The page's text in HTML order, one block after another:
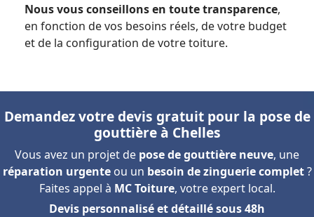
Nous vous conseillons en toute transparence,
en fonction de vos besoins réels, de votre budget
et de la configuration de votre toiture.
Demandez votre devis gratuit pour la pose de
gouttière à Chelles
Vous avez un projet de pose de gouttière neuve, une
réparation urgenteou un besoin de zinguerie complet?
Faites appel à MC Toiture, votre expert local.
Devis personnalisé et détaillé sous 48h